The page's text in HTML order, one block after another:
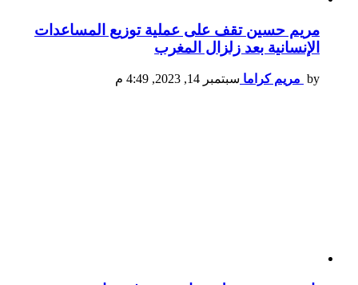
مريم حسين تقف على عملية توزيع المساعدات
الإنسانية بعد زلزال المغرب
by مريم كراما سبتمبر 14, 2023, 4:49 م